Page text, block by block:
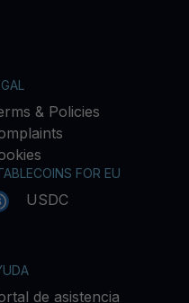
& Policies
FOR EU
USDC
de asistencia